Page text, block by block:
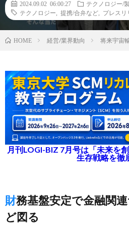
2024.09.02 06:00:27
テクノロジー/
テクノロジー
提携/合弁など プレスリ
HOME 経営/業界動向 将来宇宙
月刊LOGI-BIZ 7月号は「未来を
生存戦略を徹
財務基盤安定で金融関連サービスの開発な
ど図る